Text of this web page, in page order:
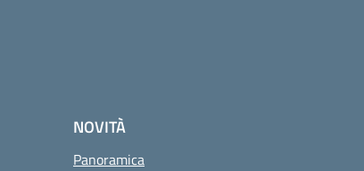
NOVITÀ
Panoramica